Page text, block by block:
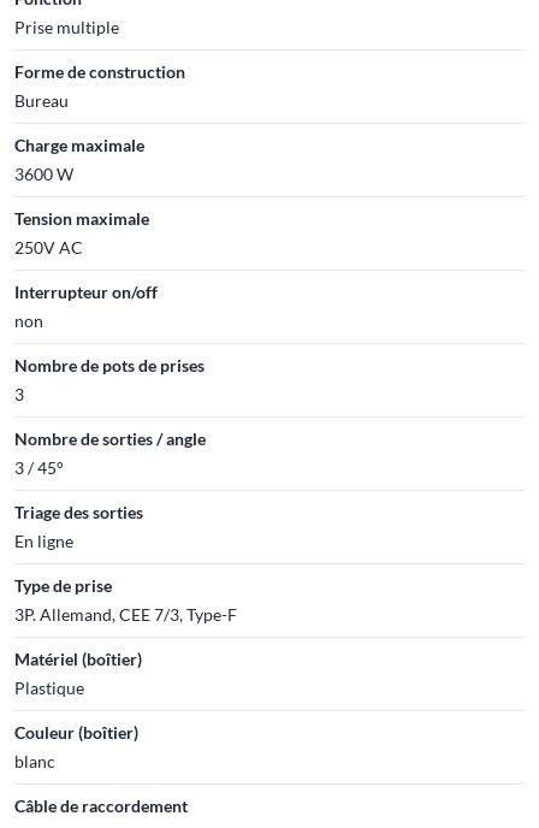
Prise multiple
Forme de construction
Bureau
Charge maximale
3600 W
Tension maximale
250V AC
Interrupteur on/off
non
Nombre de pots de prises
3
Nombre de sorties / angle
3 / 45°
Triage des sorties
En ligne
Type de prise
3P. Allemand, CEE 7/3, Type-F
Matériel (boîtier)
Plastique
Couleur (boîtier)
blanc
Câble de raccordement